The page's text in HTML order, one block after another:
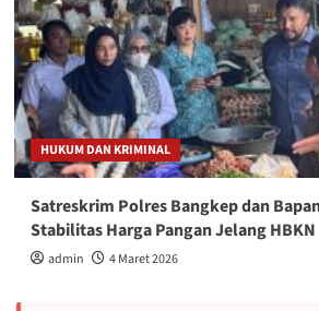
HUKUM DAN KRIMINAL
Satreskrim Polres Bangkep dan
Stabilitas Harga Pangan Jelang HBKN
admin 4 Maret 2026